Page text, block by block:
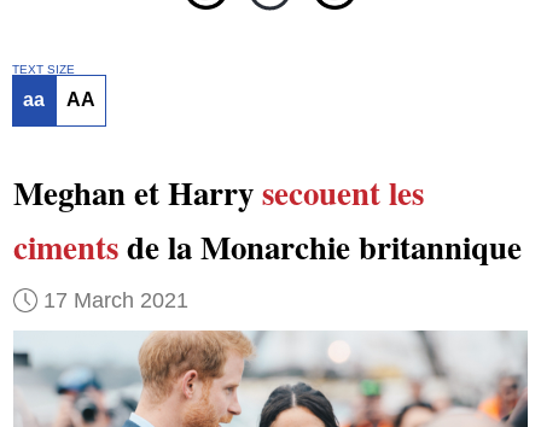
TEXT SIZE
aa AA
Meghan et Harrysecouent les
cimentsde la Monarchie britannique
17 March 2021